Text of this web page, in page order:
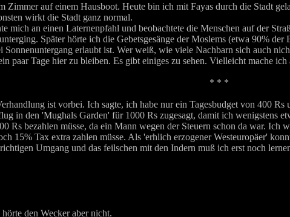
Zimmer auf einem Hausboot. Heute bin ich mit Fayas durch die Stadt
wirkt die Stadt ganz normal.
mich an einen Laternenpfahl und beobachtete die Menschen auf der
Später hörte ich die Gebetsgesänge der Moslems (etwa 90%
erlaubt ist. Wer weiß, wie viele Nachbarn sich auch
paar Tage hier zu bleiben. Es gibt einiges zu sehen. Vielleicht mache
* * *
ist vorbei. Ich sagte, ich habe nur ein Tagesbudget von 400
in den 'Mughals Garden' für 1000 Rs zugesagt, damit ich wenigstens
Rs bezahlen müsse, da ein Mann wegen der Steuern schon da war.
15% Tax extra zahlen müsse. Als 'erhlich erzogener Westeuropäer'
Umgang und das feilschen mit den Indern muß ich erst noch
den Wecker aber nicht.